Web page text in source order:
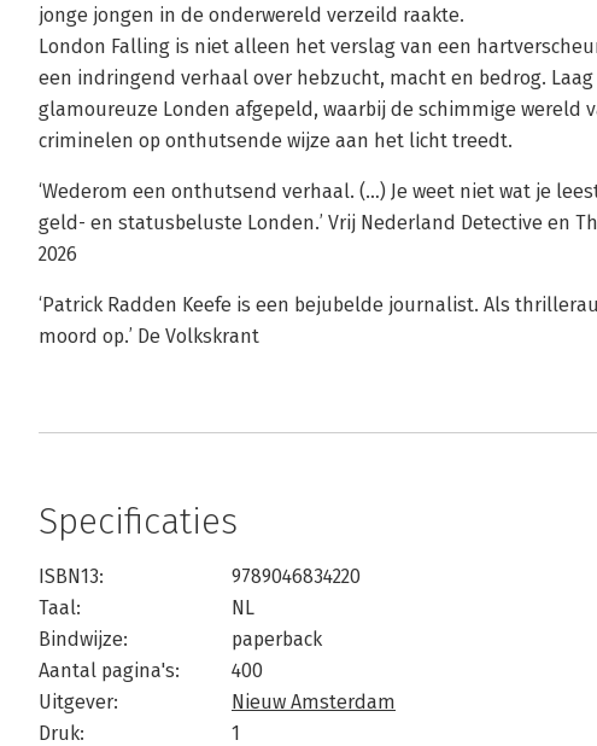
jonge jongen in de onderwereld verzeild raakte.
London Falling is niet alleen het verslag van een
een indringend verhaal over hebzucht, macht en bedrog.
glamoureuze Londen afgepeld, waarbij de schimmige wereld
criminelen op onthutsende wijze aan het licht treedt.
‘Wederom een onthutsend verhaal. (…) Je weet niet wat je
geld- en statusbeluste Londen.’ Vrij Nederland Detective en
2026
‘Patrick Radden Keefe is een bejubelde journalist. Als
moord op.’ De Volkskrant
Specificaties
ISBN13:
9789046834220
Taal:
NL
Bindwijze:
paperback
Aantal pagina's:
400
Uitgever:
Nieuw Amsterdam
Druk:
1